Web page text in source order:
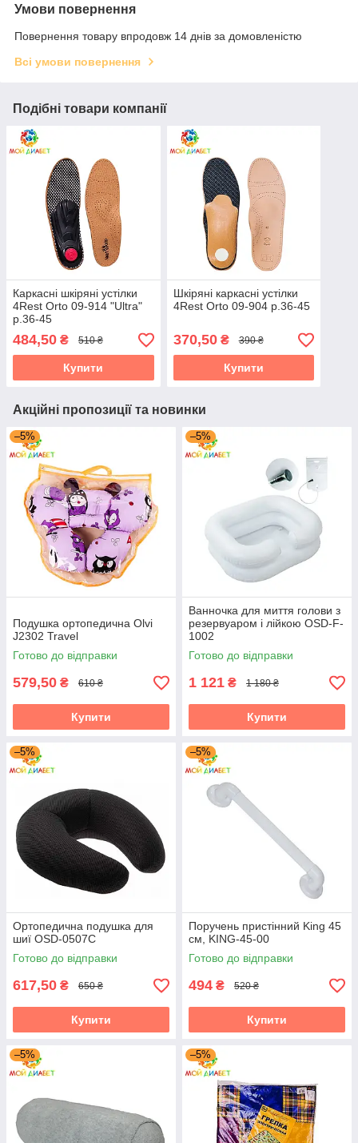
Умови повернення
Повернення товару впродовж 14 днів за домовленістю
Всі умови повернення
Подібні товари компанії
Каркасні шкіряні устілки
4Rest Orto 09-914 "Ultra"
р.36-45
484,50 ₴ 510 ₴
Купити
Шкіряні каркасні устілки
4Rest Orto 09-904 р.36-45
370,50₴ 390 ₴
Купити
Акційні пропозиції та новинки
–5%
Подушка ортопедична Olvi
J2302 Travel
Готово до відправки
579,50 ₴ 610 ₴
Купити
–5%
Ванночка для миття голови з
резервуаром і лійкою OSD-F-
1002
Готово до відправки
1 121 ₴ 1 180 ₴
Купити
–5%
Ортопедична подушка для
шиї OSD-0507C
Готово до відправки
617,50 ₴ 650 ₴
Купити
–5%
Поручень пристінний King 45
см, KING-45-00
Готово до відправки
494 ₴ 520 ₴
Купити
–5% –5%